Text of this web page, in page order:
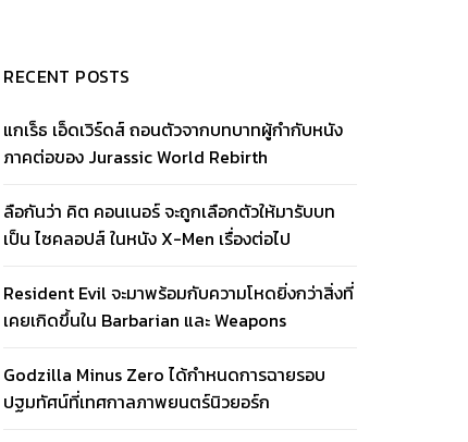
RECENT POSTS
แกเร็ธ เอ็ดเวิร์ดส์ ถอนตัวจากบทบาทผู้กำกับหนัง
ภาคต่อของ Jurassic World Rebirth
ลือกันว่า คิต คอนเนอร์ จะถูกเลือกตัวให้มารับบท
เป็น ไซคลอปส์ ในหนัง X-Men เรื่องต่อไป
Resident Evil จะมาพร้อมกับความโหดยิ่งกว่าสิ่งที่
เคยเกิดขึ้นใน Barbarian และ Weapons
Godzilla Minus Zero ได้กำหนดการฉายรอบ
ปฐมทัศน์ที่เทศกาลภาพยนตร์นิวยอร์ก